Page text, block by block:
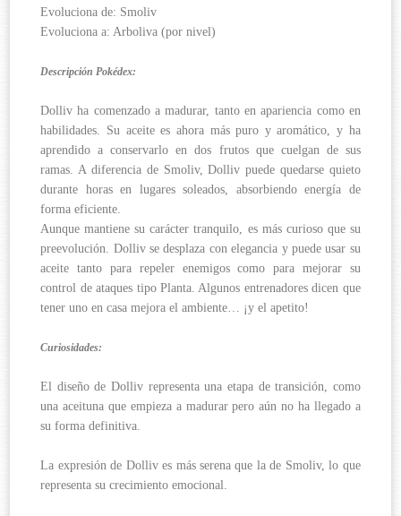
Evoluciona de: Smoliv
Evoluciona a: Arboliva (por nivel)
Descripción Pokédex:
Dolliv ha comenzado a madurar, tanto en apariencia como en
habilidades. Su aceite es ahora más puro y aromático, y ha
aprendido a conservarlo en dos frutos que cuelgan de sus
ramas. A diferencia de Smoliv, Dolliv puede quedarse quieto
durante horas en lugares soleados, absorbiendo energía de
forma eficiente.
Aunque mantiene su carácter tranquilo, es más curioso que su
preevolución. Dolliv se desplaza con elegancia y puede usar su
aceite tanto para repeler enemigos como para mejorar su
control de ataques tipo Planta. Algunos entrenadores dicen que
tener uno en casa mejora el ambiente… ¡y el apetito!
Curiosidades:
El diseño de Dolliv representa una etapa de transición, como
una aceituna que empieza a madurar pero aún no ha llegado a
su forma definitiva.
La expresión de Dolliv es más serena que la de Smoliv, lo que
representa su crecimiento emocional.